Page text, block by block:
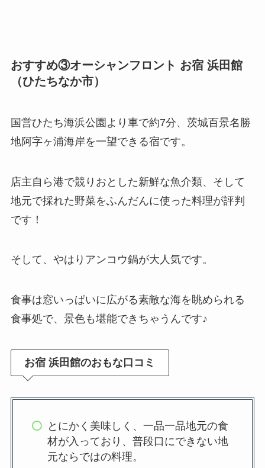
おすすめ③オーシャンフロント お宿 浜田館
（ひたちなか市）
国営ひたち海浜公園より車で約7分、茨城百景名勝
地阿字ヶ浦海岸を一望できる宿です。
店主自ら港で競りおとした新鮮な魚介類、そして
地元で採れた野菜をふんだんに使った料理が評判
です！
そして、やはりアンコウ鍋が大人気です。
食事は窓いっぱいに広がる素敵な海を眺められる
食事処で、景色も堪能できちゃうんです♪
お宿 浜田館のおもな口コミ
とにかく美味しく、一品一品地元の食
材が入っており、普段口にできない地
元ならではの料理。